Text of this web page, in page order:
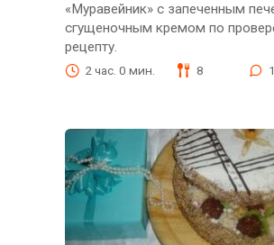
«Муравейник» с запеченным
сгущеночным кремом по
рецепту.
2 час. 0 мин. 8 1